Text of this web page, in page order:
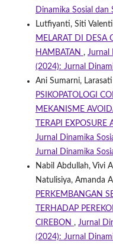
Dinamika Sosial dan
Lutfiyanti, Siti
MELARAT DI DESA
HAMBATAN , Jurnal
(2024): Jurnal
Ani Sumarni,
PSIKOPATOLOGI
MEKANISME
TERAPI
Jurnal Dinamika
Jurnal Dinamika
Nabil Abdullah, Vivi
Natulisiya, Amanda
PERKEMBANGAN
TERHADAP
CIREBON , Jurnal
(2024): Jurnal